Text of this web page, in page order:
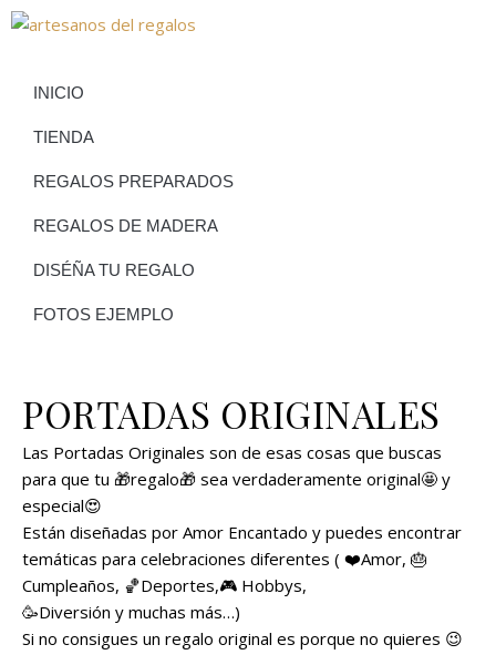
INICIO
TIENDA
REGALOS PREPARADOS
REGALOS DE MADERA
DISÉÑA TU REGALO
FOTOS EJEMPLO
PORTADAS ORIGINALES
Las Portadas Originales son de esas cosas que buscas
para que tu 🎁regalo🎁 sea verdaderamente original🤩 y
especial😍
Están diseñadas por Amor Encantado y puedes encontrar
temáticas para celebraciones diferentes ( ❤️Amor, 🎂
Cumpleaños, 🏀Deportes,🎮 Hobbys,
🥳Diversión y muchas más…)
Si no consigues un regalo original es porque no quieres 😉